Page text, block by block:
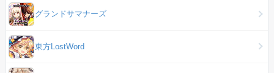
グランドサマナーズ
東方LostWord